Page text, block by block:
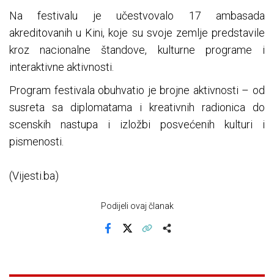
Na festivalu je učestvovalo 17 ambasada
akreditovanih u Kini, koje su svoje zemlje predstavile
kroz nacionalne štandove, kulturne programe i
interaktivne aktivnosti.
Program festivala obuhvatio je brojne aktivnosti – od
susreta sa diplomatama i kreativnih radionica do
scenskih nastupa i izložbi posvećenih kulturi i
pismenosti.
(Vijesti.ba)
Podijeli ovaj članak